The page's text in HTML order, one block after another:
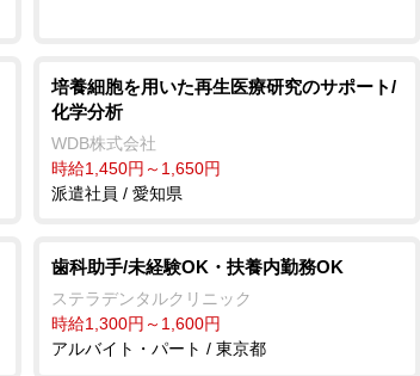
培養細胞を用いた再生医療研究のサポート/
化学分析
WDB株式会社
時給1,450円～1,650円
派遣社員 / 愛知県
歯科助手/未経験OK・扶養内勤務OK
ステラデンタルクリニック
時給1,300円～1,600円
アルバイト・パート / 東京都